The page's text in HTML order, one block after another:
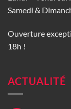
Samedi &
Ouverture
18h !
ACTUALITÉ